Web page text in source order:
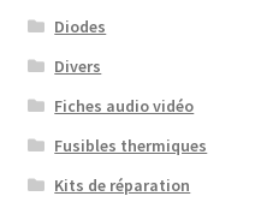
Diodes
Divers
Fiches audio vidéo
Fusibles thermiques
Kits de réparation